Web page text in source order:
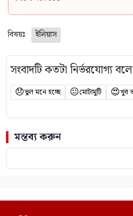
বিষয়ঃ ইলিয়াস
সংবাদটি কতটা নির্ভরযোগ্য
😞ভুল মনে হচ্ছে 😐মোটামুটি 😍খুব
মন্তব্য করুন